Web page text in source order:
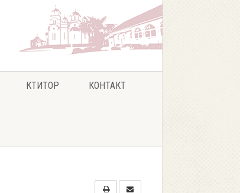
КТИТОР КОНТАКТ